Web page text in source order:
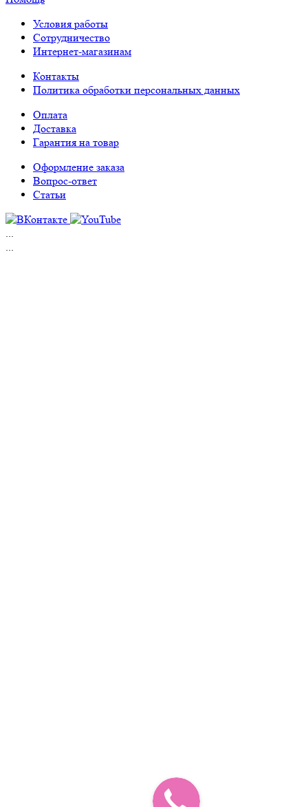
Условия работы
Сотрудничество
Интернет-магазинам
Контакты
Политика обработки персональных данных
Оплата
Доставка
Гарантия на товар
Оформление заказа
Вопрос-ответ
Статьи
...
...